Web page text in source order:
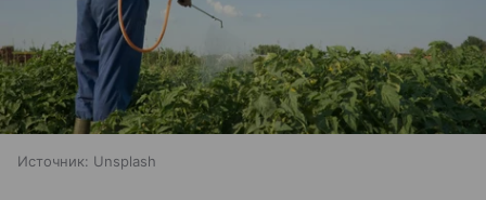
Источник: Unsplash